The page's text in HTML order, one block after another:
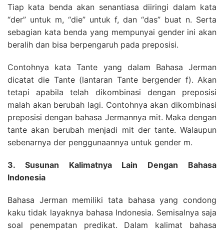
Tiap kata benda akan senantiasa diiringi dalam kata
“der” untuk m, “die” untuk f, dan “das” buat n. Serta
sebagian kata benda yang mempunyai gender ini akan
beralih dan bisa berpengaruh pada preposisi.
Contohnya kata Tante yang dalam Bahasa Jerman
dicatat die Tante (lantaran Tante bergender f). Akan
tetapi apabila telah dikombinasi dengan preposisi
malah akan berubah lagi. Contohnya akan dikombinasi
preposisi dengan bahasa Jermannya mit. Maka dengan
tante akan berubah menjadi mit der tante. Walaupun
sebenarnya der penggunaannya untuk gender m.
3. Susunan Kalimatnya Lain Dengan Bahasa
Indonesia
Bahasa Jerman memiliki tata bahasa yang condong
kaku tidak layaknya bahasa Indonesia. Semisalnya saja
soal penempatan predikat. Dalam kalimat bahasa